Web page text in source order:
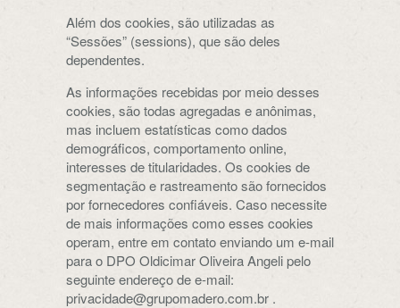
Além dos cookies, são utilizadas as
“Sessões” (sessions), que são deles
dependentes.
As informações recebidas por meio desses
cookies, são todas agregadas e anônimas,
mas incluem estatísticas como dados
demográficos, comportamento online,
interesses de titularidades. Os cookies de
segmentação e rastreamento são fornecidos
por fornecedores confiáveis. Caso necessite
de mais informações como esses cookies
operam, entre em contato enviando um e-mail
para o DPO Oldicimar Oliveira Angeli pelo
seguinte endereço de e-mail:
privacidade@grupomadero.com.br .